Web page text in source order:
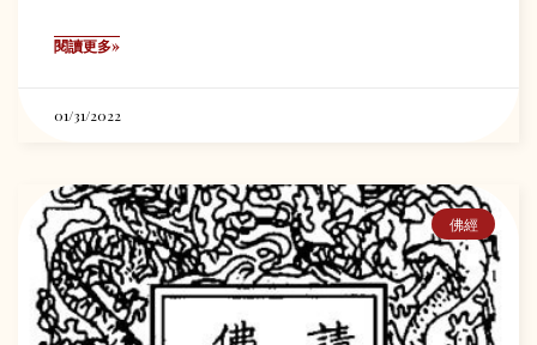
閱讀更多»
01/31/2022
佛經